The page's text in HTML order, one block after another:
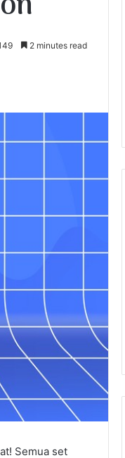
2 minutes read
Semua set